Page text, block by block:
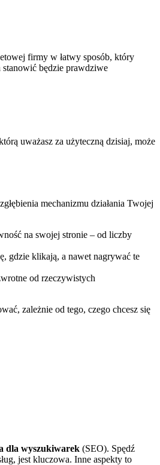
firmy ​w ‌łatwy sposób, który‌
będzie prawdziwe
uważasz⁤ za użyteczną dzisiaj, może
mechanizmu działania ​Twojej
na swojej stronie – od liczby
gdzie klikają, ‍a nawet nagrywać te
od rzeczywistych⁣
zależnie ‍od tego, czego chcesz się
dla wyszukiwarek (SEO). Spędź⁢
⁢jest kluczowa. Inne aspekty to